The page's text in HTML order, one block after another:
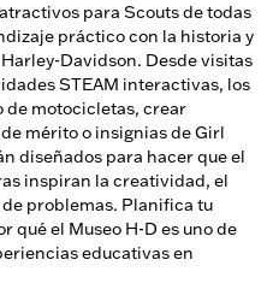
para Scouts de todas
práctico con la historia y
Davidson. Desde visitas
STEAM interactivas, los
de motocicletas, crear
mérito o insignias de Girl
diseñados para hacer que el
inspiran la creatividad, el
problemas. Planifica tu
qué el Museo H-D es uno de
educativas en